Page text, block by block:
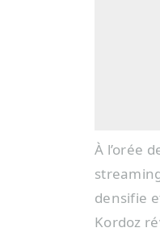
À l’orée
densifie
Kordoz